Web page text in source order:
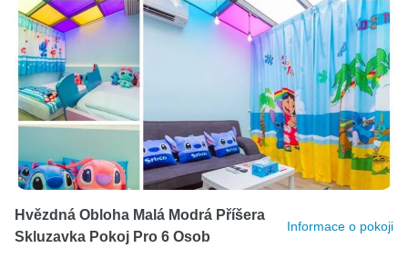
Hvězdná Obloha Malá Modrá Příšera
Skluzavka Pokoj Pro 6 Osob
Informace o pokoji